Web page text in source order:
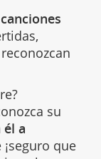
su
él a
que